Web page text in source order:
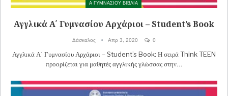
Α ΓΥΜΝΑΣΙΟΥ ΒΙΒΛΙΑ
Αγγλικά Α΄ Γυμνασίου Αρχάριοι – Student’s Book
Δάσκαλος Απρ 3, 2020 0
Αγγλικά Α΄ Γυμνασίου Αρχάριοι – Student’s Book: Η σειρά Think TEEN
προορίζεται για μαθητές αγγλικής γλώσσας στην…